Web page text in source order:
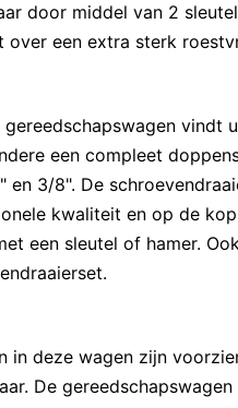
door middel van 2
over een extra sterk
vindt
een compleet
en 3/8". De
kwaliteit en op de
een sleutel of hamer.
in deze wagen zijn
De